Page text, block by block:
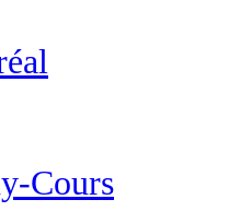
Cours